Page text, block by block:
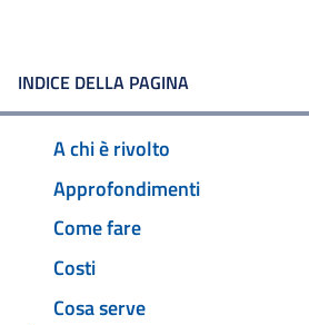
INDICE DELLA PAGINA
A chi è rivolto
Approfondimenti
Come fare
Costi
Cosa serve